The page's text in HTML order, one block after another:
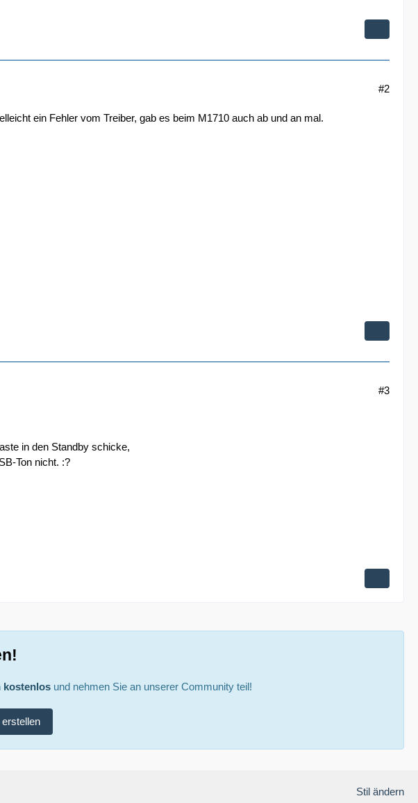
#2
ein Fehler vom Treiber, gab es beim M1710 auch ab und an mal.
#3
in den Standby schicke,
Ton nicht. :?
kostenlosund nehmen Sie an unserer Community teil!
Stil ändern